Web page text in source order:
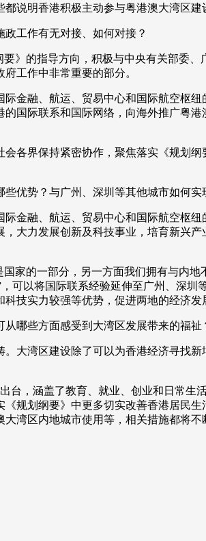
说明香港积极主动参与粤港澳大湾区建
工作有无对接、如何对接？
的指导方向，积极与中央有关部委、
工作中非常重要的部分。
融、航运、贸易中心和国际航空枢纽
国际联系和国际网络，向海外推广粤
界保持紧密协作，聚焦落实《规划纲
势？与广州、深圳等其他城市如何实
融、航运、贸易中心和国际航空枢纽
大力发展创新及科技事业，培育新兴
的一部分，另一方面我们拥有与内地
可以将国际联系经验延伸至广州、深
技实力较强等优势，促进两地的经济发
些方面感受到大湾区发展带来的福祉
湾区建设除了可以为香港经济寻找新
涵盖了教育、就业、创业和日常生活
规划纲要》中更多切实改善香港居民
湾区内地城市使用等，相关措施都将不